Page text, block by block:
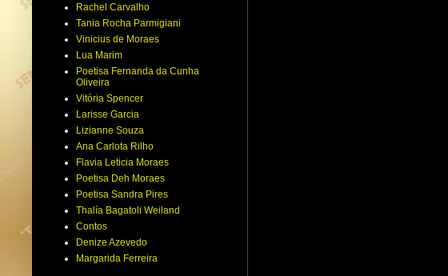
Rachel Carvalho
Tania Rocha Parmigiani
Vinicius de Moraes
Lua Marim
Poetisa Fernanda da Cunha
Oliveira
Vitória Spencer
Larisse Garcia
Lizianne Souza
Ana Carlota Rilho
Flavia Leticia Moraes
Poetisa Deh Moraes
Poetisa Sandra Pires
Thalía Bagatoli Weiland
Contos
Denize Azevedo
Margarida Ferreira